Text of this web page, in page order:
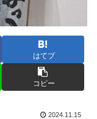
はてブ
コピー
2024.11.15